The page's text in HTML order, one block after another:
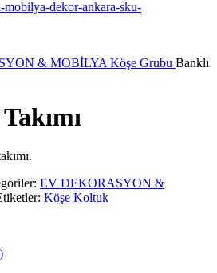
& MOBİLYA Köşe Grubu Banklı
EV DEKORASYON &
Köşe Koltuk